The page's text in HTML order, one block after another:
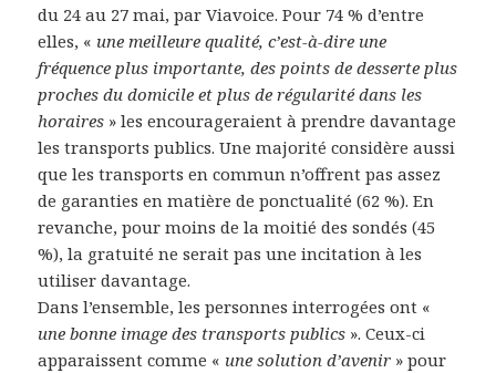
du 24 au 27 mai, par Viavoice. Pour 74 % d’entre
elles, « une meilleure qualité, c’est-à-dire une
fréquence plus importante, des points de desserte plus
proches du domicile et plus de régularité dans les
horaires » les encourageraient à prendre davantage
les transports publics. Une majorité considère aussi
que les transports en commun n’offrent pas assez
de garanties en matière de ponctualité (62 %). En
revanche, pour moins de la moitié des sondés (45
%), la gratuité ne serait pas une incitation à les
utiliser davantage.
Dans l’ensemble, les personnes interrogées ont «
une bonne image des transports publics ». Ceux-ci
apparaissent comme « une solution d’avenir » pour